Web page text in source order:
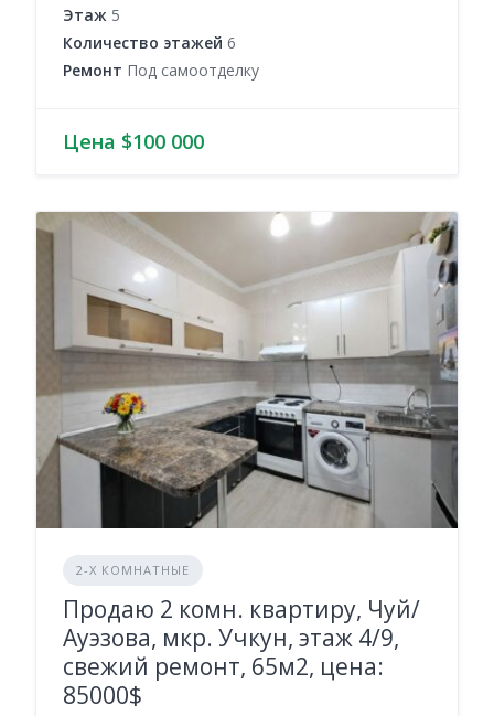
Этаж 5
Количество этажей 6
Ремонт Под самоотделку
Цена $100 000
2-Х КОМНАТНЫЕ
Продаю 2 комн. квартиру, Чуй/
Ауэзова, мкр. Учкун, этаж 4/9,
свежий ремонт, 65м2, цена:
85000$